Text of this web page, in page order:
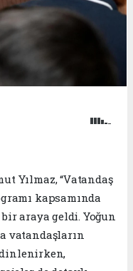
Yılmaz, “Vatandaş
kapsamında
araya geldi. Yoğun
vatandaşların